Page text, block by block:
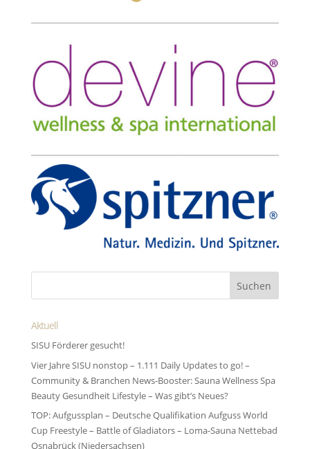
Aktuell
SISU Förderer gesucht!
Vier Jahre SISU nonstop – 1.111 Daily Updates to go! –
Community & Branchen News-Booster: Sauna Wellness Spa
Beauty Gesundheit Lifestyle – Was gibt’s Neues?
TOP: Aufgussplan – Deutsche Qualifikation Aufguss World
Cup Freestyle – Battle of Gladiators – Loma-Sauna Nettebad
Osnabrück (Niedersachsen)